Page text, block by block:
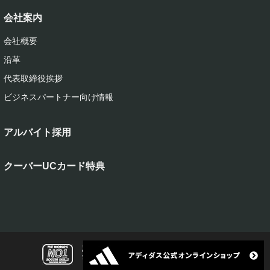
会社案内
会社概要
沿革
代表取締役挨拶
ビジネスパートナー向け情報
アルバイト採用
クーバーUCカード特典